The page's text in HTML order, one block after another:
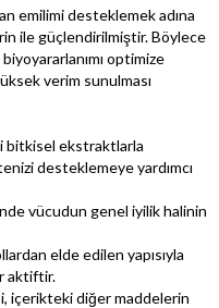
emilimi desteklemek adına
ile güçlendirilmiştir. Böylece
optimize
verim sunulması
bitkisel ekstraktlarla
desteklemeye yardımcı
vücudun genel iyilik halinin
elde edilen yapısıyla
aktiftir.
içerikteki diğer maddelerin